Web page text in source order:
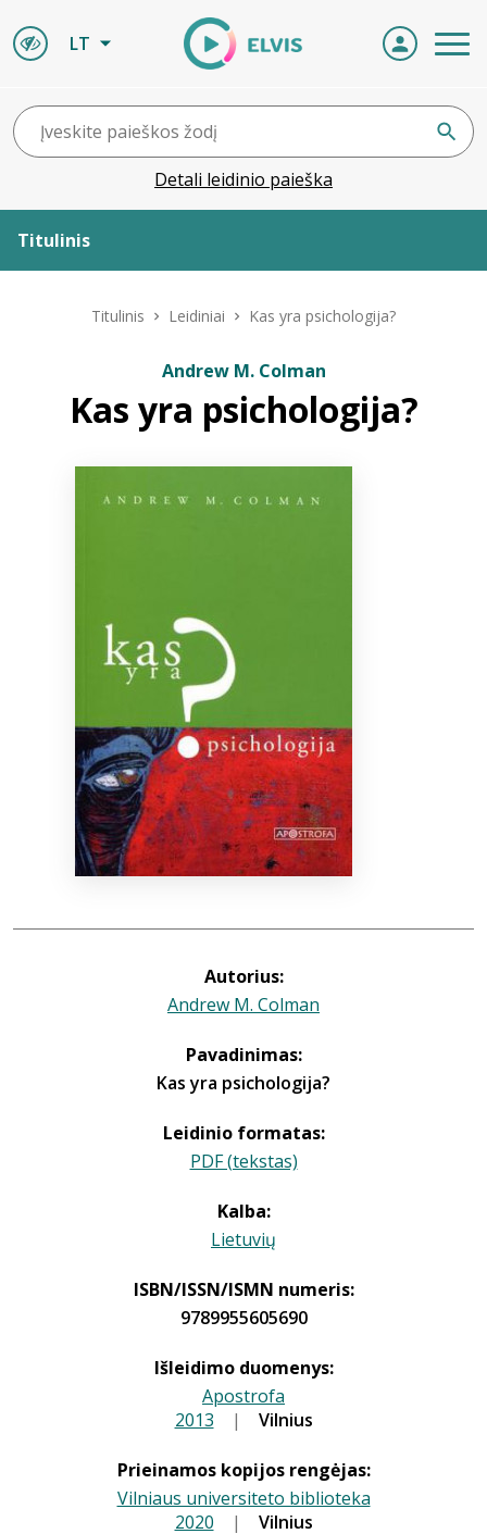
LT
Detali leidinio paieška
Titulinis
ELVIS atvyksta
info@elvislab.lt
Titulinis Leidiniai Kas yra psichologija?
Andrew M. Colman
Kas yra psichologija?
Autorius:
Andrew M. Colman
Pavadinimas:
Kas yra psichologija?
Leidinio formatas:
PDF (tekstas)
Kalba:
Lietuvių
ISBN/ISSN/ISMN numeris:
9789955605690
Išleidimo duomenys:
Apostrofa
2013 | Vilnius
Prieinamos kopijos rengėjas:
Vilniaus universiteto biblioteka
2020 | Vilnius